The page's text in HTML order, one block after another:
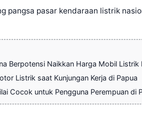
pangsa pasar kendaraan listrik
Berpotensi Naikkan Harga Mobil Listrik
Listrik saat Kunjungan Kerja di Papua
Cocok untuk Pengguna Perempuan di